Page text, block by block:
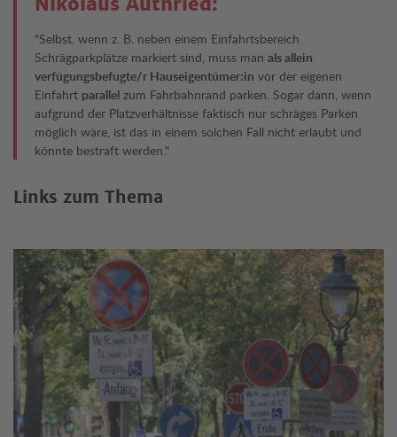
Nikolaus Authried:
"Selbst, wenn z. B. neben einem Einfahrtsbereich
Schrägparkplätze markiert sind, muss man als allein
verfügungsbefugte/r Hauseigentümer:in vor der eigenen
Einfahrt parallel zum Fahrbahnrand parken. Sogar dann, wenn
aufgrund der Platzverhältnisse faktisch nur schräges Parken
möglich wäre, ist das in einem solchen Fall nicht erlaubt und
könnte bestraft werden."
Links zum Thema